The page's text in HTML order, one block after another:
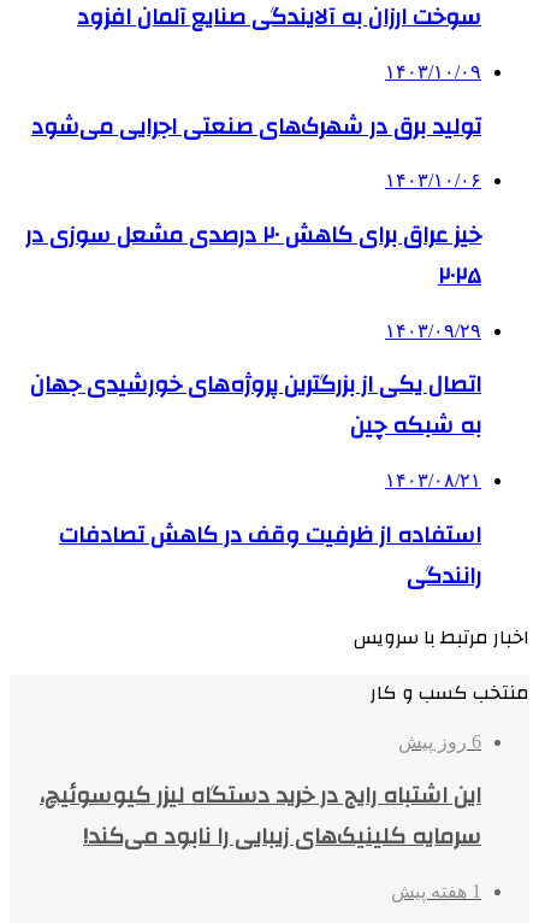
سوخت ارزان به آلایندگی صنایع آلمان افزود
۱۴۰۳/۱۰/۰۹
تولید برق در شهرک‌های صنعتی اجرایی می‌شود
۱۴۰۳/۱۰/۰۶
خیز عراق برای کاهش ۲۰ درصدی مشعل سوزی در
۲۰۲۵
۱۴۰۳/۰۹/۲۹
اتصال یکی از بزرگترین پروژه‌های خورشیدی جهان
به شبکه چین
۱۴۰۳/۰۸/۲۱
استفاده از ظرفیت وقف در کاهش تصادفات
رانندگی
اخبار مرتبط با سرویس
منتخب کسب و کار
6 روز پیش
این اشتباه رایج در خرید دستگاه لیزر کیوسوئیچ،
سرمایه کلینیک‌های زیبایی را نابود می‌کند!
1 هفته پیش